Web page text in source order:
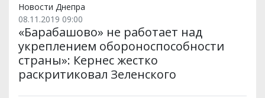
Новости Днепра
08.11.2019 09:00
«Барабашово» не работает над
укреплением обороноспособности
страны»: Кернес жестко
раскритиковал Зеленского